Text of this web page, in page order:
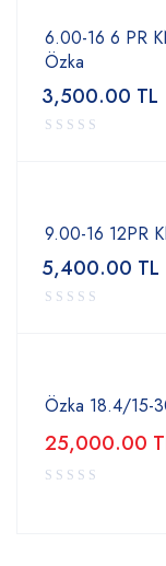
6.00-16 6 PR
Özka
3,500.00 TL
9.00-16 12PR
5,400.00 TL
Özka 18.4/15-
25,000.00